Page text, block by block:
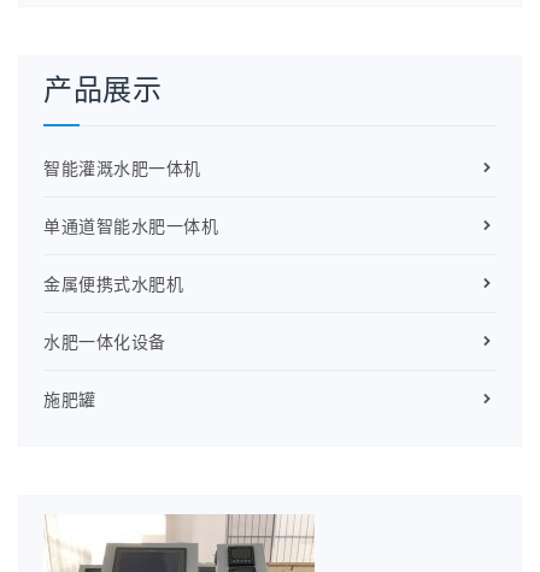
产品展示
智能灌溉水肥一体机
单通道智能水肥一体机
金属便携式水肥机
水肥一体化设备
施肥罐